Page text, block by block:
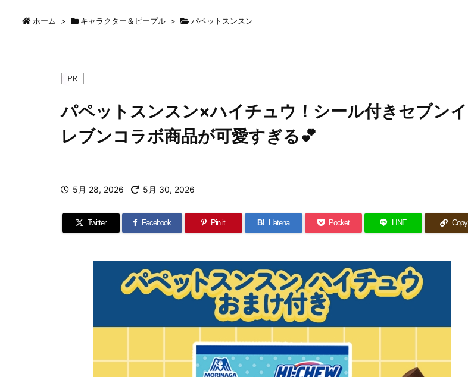
ホーム > キャラクター＆ピープル > パペットスンスン
パペットスンスン×ハイチュウ！シール付きセブンイ
レブンコラボ商品が可愛すぎる💕
5月 28, 2026 5月 30, 2026
Twitter Facebook Pin it B! Hatena Pocket LINE Copy